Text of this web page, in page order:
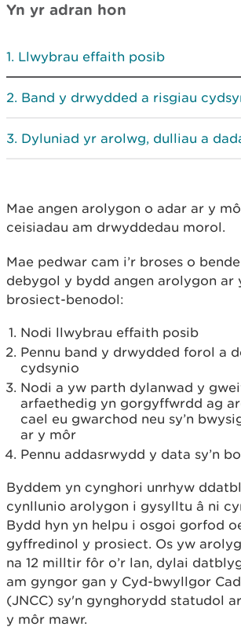
Yn yr adran hon
Llwybrau effaith posib
Band y drwydded a risgiau
Dyluniad yr arolwg, dulliau a
Mae angen arolygon o adar ar y
ceisiadau am drwyddedau morol.
Mae pedwar cam i’r broses o
debygol y bydd angen arolygon ar
brosiect-benodol:
Nodi llwybrau effaith posib
Pennu band y drwydded forol a
cydsynio
Nodi a yw parth dylanwad y
arfaethedig yn gorgyffwrdd ag
cael eu gwarchod neu sy’n
ar y môr
Pennu addasrwydd y data sy’n
Byddem yn cynghori unrhyw
cynllunio arolygon i gysylltu â ni
Bydd hyn yn helpu i osgoi gorfod
gyffredinol y prosiect. Os yw
na 12 milltir fôr o’r lan, dylai
am gyngor gan y Cyd-bwyllgor
(JNCC) sy'n gynghorydd statudol
y môr mawr.